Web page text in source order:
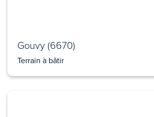
Gouvy (6670)
Terrain à bâtir